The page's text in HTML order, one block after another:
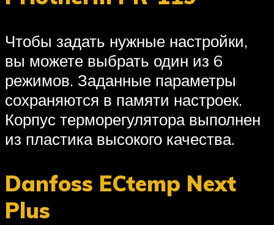
Чтобы задать нужные настройки,
вы можете выбрать один из 6
режимов. Заданные параметры
сохраняются в памяти настроек.
Корпус терморегулятора выполнен
из пластика высокого качества.
Danfoss ECtemp Next
Plus